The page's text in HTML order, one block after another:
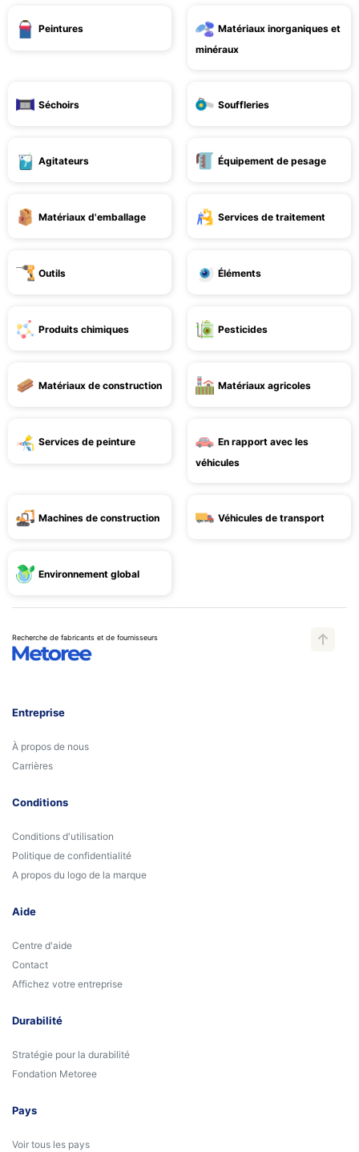
Peintures
Matériaux inorganiques et
minéraux
Séchoirs Souffleries
Agitateurs Équipement de pesage
Matériaux d'emballage Services de traitement
Outils Éléments
Produits chimiques Pesticides
Matériaux de construction Matériaux agricoles
Services de peinture
En rapport avec les
véhicules
Machines de construction Véhicules de transport
Environnement global
Recherche de fabricants et de fournisseurs
Entreprise
À propos de nous
Carrières
Conditions
Conditions d'utilisation
Politique de confidentialité
A propos du logo de la marque
Aide
Centre d'aide
Contact
Affichez votre entreprise
Durabilité
Stratégie pour la durabilité
Fondation Metoree
Pays
Voir tous les pays